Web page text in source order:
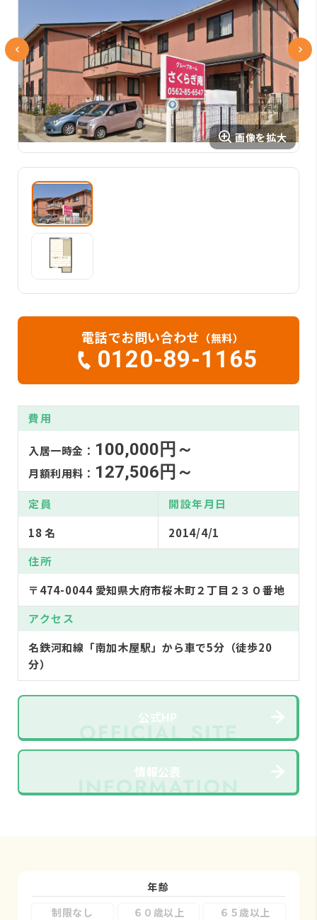
電話でお問い合わせ （無料）
0120-89-1165
費用
入居一時金： 100,000円～
月額利用料： 127,506円～
定員
18 名
開設年月日
2014/4/1
住所
〒474-0044 愛知県大府市桜木町２丁目２３０番地
アクセス
名鉄河和線「南加木屋駅」から車で5分（徒歩20
分）
公式HP
情報公表
年齢
制限なし
６０歳以上 ６５歳以上